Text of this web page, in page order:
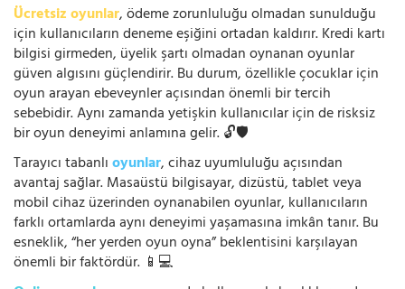
Ücretsiz oyunlar, ödeme zorunluluğu olmadan sunulduğu
için kullanıcıların deneme eşiğini ortadan kaldırır. Kredi kartı
bilgisi girmeden, üyelik şartı olmadan oynanan oyunlar
güven algısını güçlendirir. Bu durum, özellikle çocuklar için
oyun arayan ebeveynler açısından önemli bir tercih
sebebidir. Aynı zamanda yetişkin kullanıcılar için de risksiz
bir oyun deneyimi anlamına gelir. 🔓🛡️
Tarayıcı tabanlıoyunlar, cihaz uyumluluğu açısından
avantaj sağlar. Masaüstü bilgisayar, dizüstü, tablet veya
mobil cihaz üzerinden oynanabilen oyunlar, kullanıcıların
farklı ortamlarda aynı deneyimi yaşamasına imkân tanır. Bu
esneklik, “her yerden oyun oyna” beklentisini karşılayan
önemli bir faktördür. 📱💻